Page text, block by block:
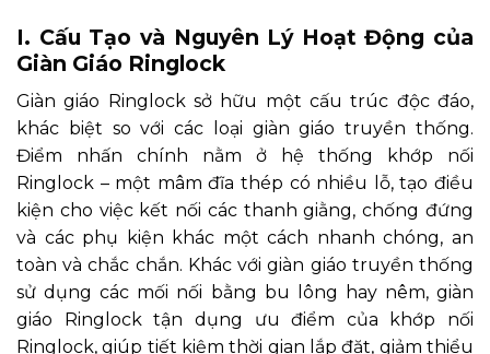
I. Cấu Tạo và Nguyên Lý Hoạt Động của
Giàn Giáo Ringlock
Giàn giáo Ringlock sở hữu một cấu trúc độc đáo,
khác biệt so với các loại giàn giáo truyền thống.
Điểm nhấn chính nằm ở hệ thống khớp nối
Ringlock – một mâm đĩa thép có nhiều lỗ, tạo điều
kiện cho việc kết nối các thanh giằng, chống đứng
và các phụ kiện khác một cách nhanh chóng, an
toàn và chắc chắn. Khác với giàn giáo truyền thống
sử dụng các mối nối bằng bu lông hay nêm, giàn
giáo Ringlock tận dụng ưu điểm của khớp nối
Ringlock, giúp tiết kiệm thời gian lắp đặt, giảm thiểu